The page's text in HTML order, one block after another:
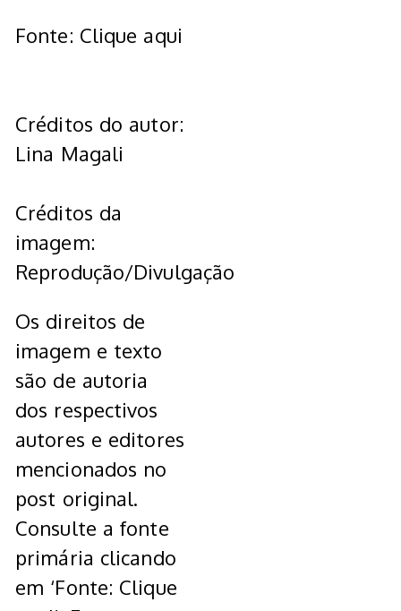
Fonte: Clique aqui
Créditos do autor:
Lina Magali
Créditos da
imagem:
Reprodução/Divulgação
Os direitos de
imagem e texto
são de autoria
dos respectivos
autores e editores
mencionados no
post original.
Consulte a fonte
primária clicando
em ‘Fonte: Clique